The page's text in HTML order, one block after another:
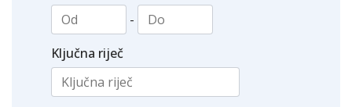
-
Ključna riječ